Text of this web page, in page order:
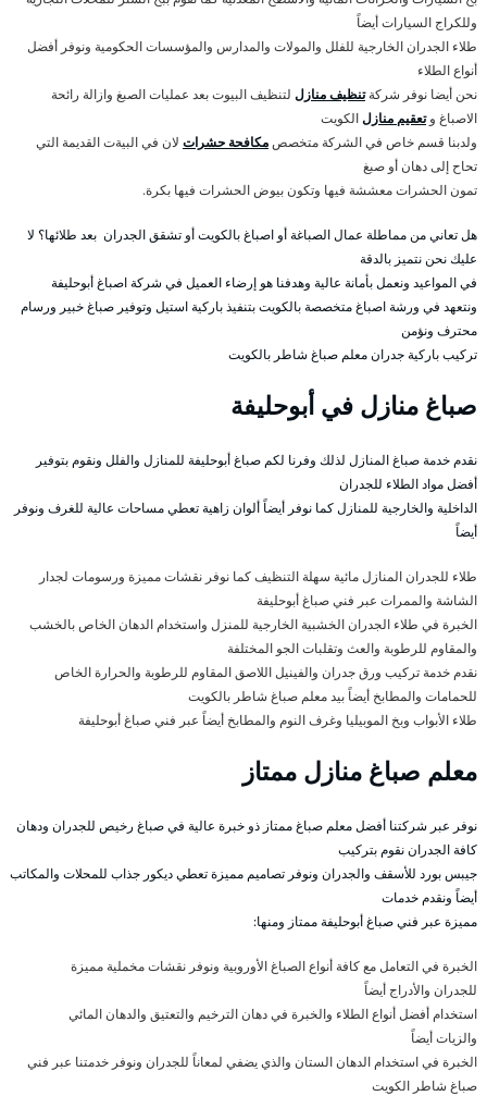
وللكراج السيارات أيضاً
طلاء الجدران الخارجية للفلل والمولات والمدارس والمؤسسات الحكومية ونوفر أفضل
أنواع الطلاء
نحن أيضا نوفر شركةتنظيف منازل لتنظيف البيوت بعد عمليات الصبغ وازالة رائحة
الاصباغ وتعقيم منازلالكويت
ولدبنا قسم خاص في الشركة متخصصمكافحة حشرات لان في البيةت القديمة التي
تحاح إلى دهان أو صبغ
تمون الحشرات معششة فيها وتكون بيوض الحشرات فيها بكرة.
هل تعاني من مماطلة عمال الصباغة أو اصباغ بالكويت أو تشقق الجدران بعد طلائها؟ لا
عليك نحن نتميز بالدقة
في المواعيد ونعمل بأمانة عالية وهدفنا هو إرضاء العميل في شركة اصباغ أبوحليفة
ونتعهد في ورشة اصباغ متخصصة بالكويت بتنفيذ باركية استيل وتوفير صباغ خبير ورسام
محترف ونؤمن
تركيب باركية جدران معلم صباغ شاطر بالكويت
صباغ منازل في أبوحليفة
نقدم خدمة صباغ المنازل لذلك وفرنا لكم صباغ أبوحليفة للمنازل والفلل ونقوم بتوفير
أفضل مواد الطلاء للجدران
الداخلية والخارجية للمنازل كما نوفر أيضاً ألوان زاهية تعطي مساحات عالية للغرف ونوفر
أيضاً
طلاء للجدران المنازل مائية سهلة التنظيف كما نوفر نقشات مميزة ورسومات لجدار
الشاشة والممرات عبر فني صباغ أبوحليفة
الخبرة في طلاء الجدران الخشبية الخارجية للمنزل واستخدام الدهان الخاص بالخشب
والمقاوم للرطوبة والعث وتقلبات الجو المختلفة
نقدم خدمة تركيب ورق جدران والفينيل اللاصق المقاوم للرطوبة والحرارة الخاص
للحمامات والمطابخ أيضاً بيد معلم صباغ شاطر بالكويت
طلاء الأبواب وبخ الموبيليا وغرف النوم والمطابخ أيضاً عبر فني صباغ أبوحليفة
معلم صباغ منازل ممتاز
نوفر عبر شركتنا أفضل معلم صباغ ممتاز ذو خبرة عالية في صباغ رخيص للجدران ودهان
كافة الجدران نقوم بتركيب
جيبس بورد للأسقف والجدران ونوفر تصاميم مميزة تعطي ديكور جذاب للمحلات والمكاتب
أيضاً ونقدم خدمات
مميزة عبر فني صباغ أبوحليفة ممتاز ومنها:
الخبرة في التعامل مع كافة أنواع الصباغ الأوروبية ونوفر نقشات مخملية مميزة
للجدران والأدراج أيضاً
استخدام أفضل أنواع الطلاء والخبرة في دهان الترخيم والتعتيق والدهان المائي
والزيات أيضاً
الخبرة في استخدام الدهان الستان والذي يضفي لمعاناً للجدران ونوفر خدمتنا عبر فني
صباغ شاطر الكويت